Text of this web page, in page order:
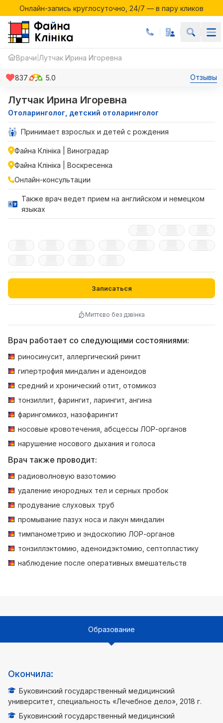
Онлайн-запись круглосуточно, 24/7 — в пару кликов
Онлайн-запись круглосуточно, 24/7 — в пару кликов
Врачи Лутчак Ирина Игоревна
837 5.0 Отзывы
Лутчак Ирина Игоревна
Отоларинголог, детский отоларинголог
Принимает взрослых и детей с рождения
Файна Клініка | Виноградар
Файна Клініка | Воскресенка
Онлайн-консультации
Также врач ведет прием на английском и немецком
языках
Записаться
Миттєво без дзвінка
Врач работает со следующими состояниями:
риносинусит, аллергический ринит
гипертрофия миндалин и аденоидов
средний и хронический отит, отомикоз
тонзиллит, фарингит, ларингит, ангина
фарингомикоз, назофарингит
носовые кровотечения, абсцессы ЛОР-органов
нарушение носового дыхания и голоса
Врач также проводит:
радиоволновую вазотомию
удаление инородных тел и серных пробок
продувание слуховых труб
промывание пазух носа и лакун миндалин
тимпанометрию и эндоскопию ЛОР-органов
тонзиллэктомию, аденоидэктомию, септопластику
наблюдение после оперативных вмешательств
Образование
Окончила:
Буковинский государственный медицинский
университет, специальность «Лечебное дело», 2018 г.
Буковинский государственный медицинский